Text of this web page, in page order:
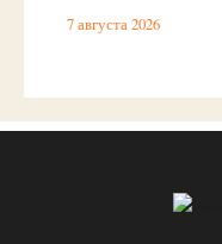
7 августа 2026